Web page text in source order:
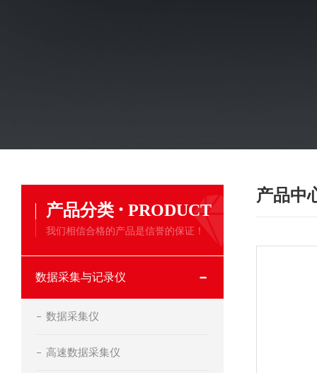
产品分类 · PRODUCT
我们相信合格的产品是信誉的保证！
数据采集与记录仪
数据采集仪
高速数据采集仪
产品中